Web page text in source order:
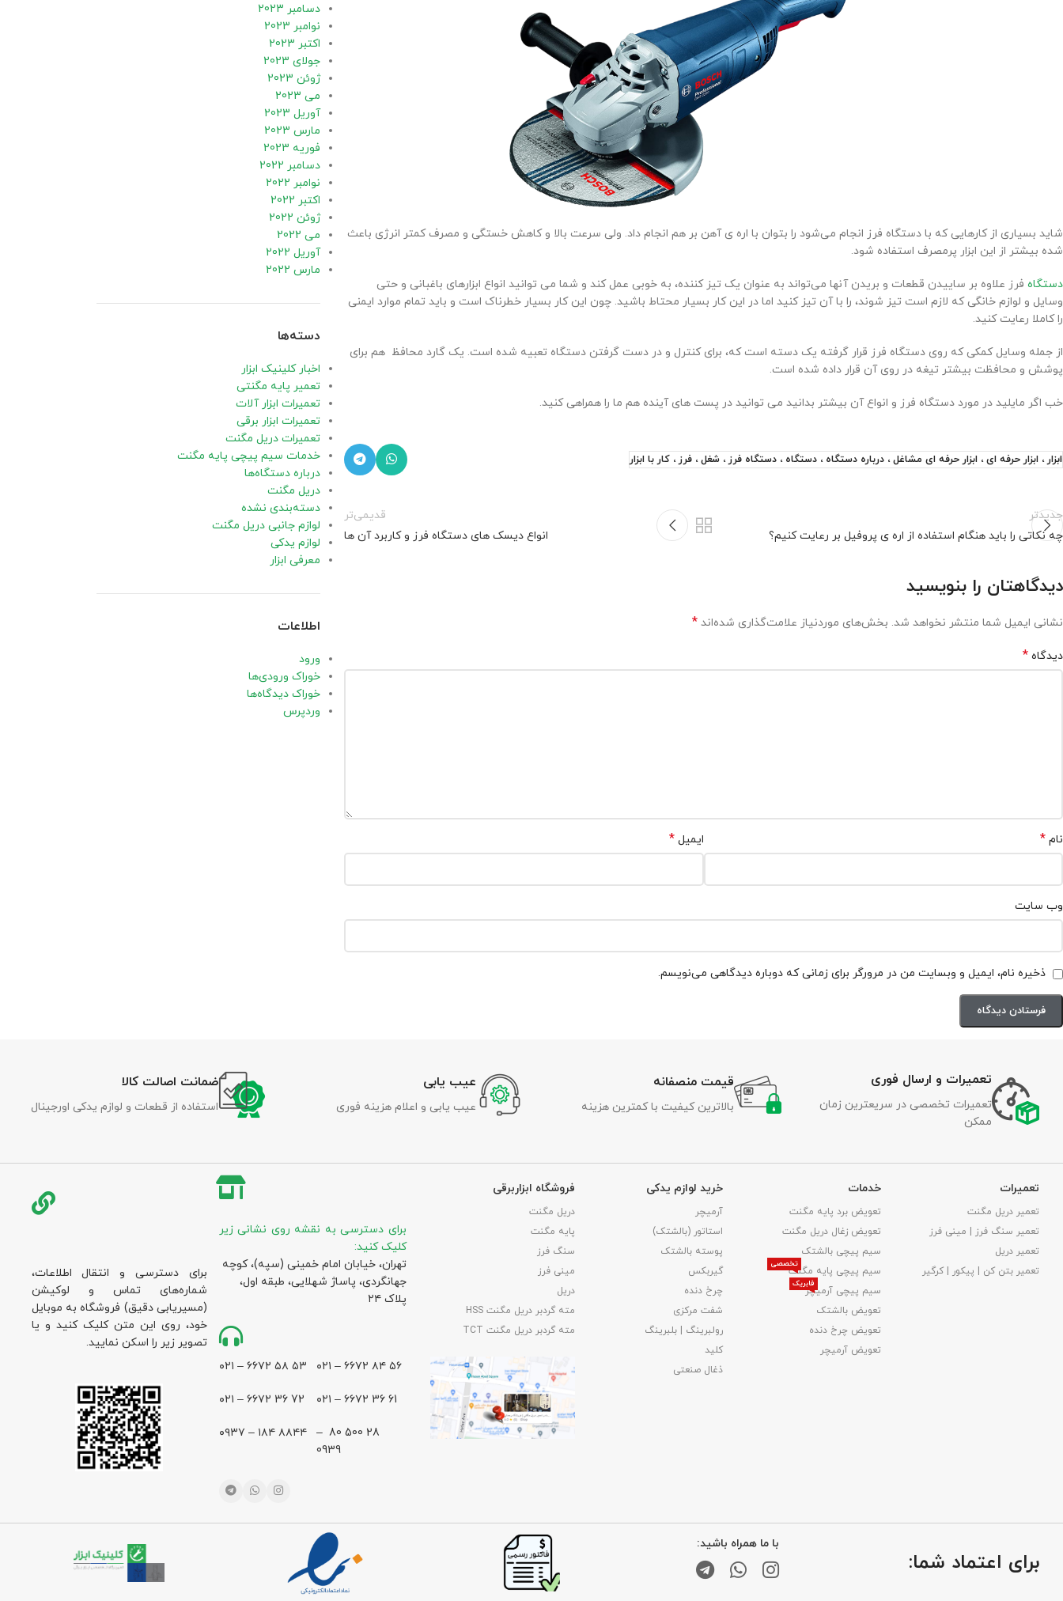
شاید بسیاری از کارهایی که با دستگاه فرز انجام می‌شود را بتوان با اره ی آهن بر هم انجام داد. ولی سرعت بالا و کاهش خستگی و مصرف کمتر انرژی باعث
شده بیشتر از این ابزار پرمصرف استفاده شود.
دستگاه فرز علاوه بر ساییدن قطعات و بریدن آنها می‌تواند به عنوان یک تیز کننده، به خوبی عمل کند و شما می توانید انواع ابزارهای باغبانی و حتی
وسایل و لوازم خانگی که لازم است تیز شوند، را با آن تیز کنید اما در این کار بسیار محتاط باشید. چون این کار بسیار خطرناک است و باید تمام موارد ایمنی
را کاملا رعایت کنید.
از جمله وسایل کمکی که روی دستگاه فرز قرار گرفته یک دسته است که، برای کنترل و در دست گرفتن دستگاه تعبیه شده است. یک گارد محافظ هم برای
پوشش و محافظت بیشتر تیغه در روی آن قرار داده شده است.
خب اگر مایلید در مورد دستگاه فرز و انواع آن بیشتر بدانید می توانید در پست های آینده هم ما را همراهی کنید.
ابزار ، ابزار حرفه ای ، ابزار حرفه ای مشاغل ، درباره دستگاه ، دستگاه ، دستگاه فرز ، شغل ، فرز ، کار با ابزار
جدیدتر
چه نکاتی را باید هنگام استفاده از اره ی پروفیل بر رعایت کنیم؟
قدیمی‌تر
انواع دیسک های دستگاه فرز و کاربرد آن ها
دیدگاهتان را بنویسید
نشانی ایمیل شما منتشر نخواهد شد. بخش‌های موردنیاز علامت‌گذاری شده‌اند *
دیدگاه *
نام * ایمیل*
وب‌ سایت
ذخیره نام، ایمیل و وبسایت من در مرورگر برای زمانی که دوباره دیدگاهی می‌نویسم.
دسامبر 2023
نوامبر 2023
اکتبر 2023
جولای 2023
ژوئن 2023
می 2023
آوریل 2023
مارس 2023
فوریه 2023
دسامبر 2022
نوامبر 2022
اکتبر 2022
ژوئن 2022
می 2022
آوریل 2022
مارس 2022
دسته‌ها
اخبار کلینیک ابزار
تعمیر پایه مگنتی
تعمیرات ابزار آلات
تعمیرات ابزار برقی
تعمیرات دریل مگنت
خدمات سیم پیچی پایه مگنت
درباره دستگاه‌ها
دریل مگنت
دسته‌بندی نشده
لوازم جانبی دریل مگنت
لوازم یدکی
معرفی ابزار
اطلاعات
ورود
خوراک ورودی‌ها
خوراک دیدگاه‌ها
وردپرس
تعمیرات و ارسال فوری
تعمیرات تخصصی در سریعترین زمان
ممکن
قیمت منصفانه
بالاترین کیفیت با کمترین هزینه
عیب یابی
عیب یابی و اعلام هزینه فوری
ضمانت اصالت کالا
استفاده از قطعات و لوازم یدکی اورجینال
تعمیرات
تعمیر دریل مگنت
تعمیر سنگ فرز | مینی فرز
تعمیر دریل
تعمیر بتن کن | پیکور | کرگیر
خدمات
تعویض برد پایه مگنت
تعویض زغال دریل مگنت
سیم پیچی بالشتک
سیم پیچی پایه مگنت
تخصصی
سیم پیچی آرمیچر
فابریک
تعویض بالشتک​
تعویض چرخ دنده
تعویض آرمیچر
خرید لوازم یدکی
آرمیچر
استاتور (بالشتک)
پوسته بالشتک
گیربکس
چرخ دنده
شفت مرکزی
رولبرینگ | بلبرینگ
کلید
ذغال صنعتی
فروشگاه ابزاربرقی
دریل مگنت
پایه مگنت
سنگ فرز
مینی فرز
دریل
مته گردبر دریل مگنت HSS
مته گردبر دریل مگنت TCT
برای دسترسی به نقشه روی نشانی زیر
کلیک کنید:
تهران، خیابان امام خمینی (سپه)، کوچه
جهانگردی،‌ پاساژ شهلایی، طبقه اول،
پلاک ۲۴
۵۶ ۸۴ ۶۶۷۲ – ۰۲۱
61 36 ۶۶۷۲ – ۰۲۱
28 500 80 –
0939
۵۳ ۵۸ ۶۶۷۲ – ۰۲۱
72 36 ۶۶۷۲ – ۰۲۱
۸۸۴۴ ۱۸۴ – ۰۹۳۷
برای دسترسی و انتقال اطلاعات،
شماره‌های تماس و لوکیشن
(مسیریابی دقیق) فروشگاه به موبایل
خود، روی این متن کلیک کنید و یا
تصویر زیر را اسکن نمایید.
برای اعتماد شما:
با ما همراه باشید: